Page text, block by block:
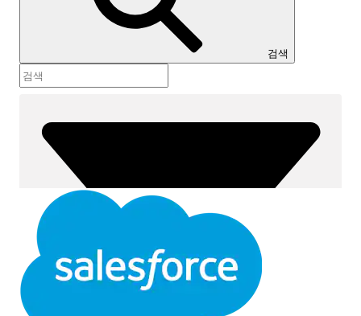
검색